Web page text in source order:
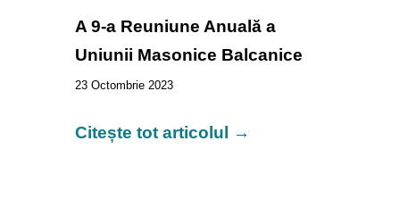
A 9-a Reuniune Anuală a
Uniunii Masonice Balcanice
23 Octombrie 2023
Citește tot articolul →